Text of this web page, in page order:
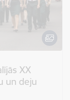
XX
un deju